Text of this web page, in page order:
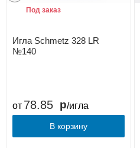
Игла Schmetz 328 LR
№140
Под заказ
от 78.85 /игла
В корзину